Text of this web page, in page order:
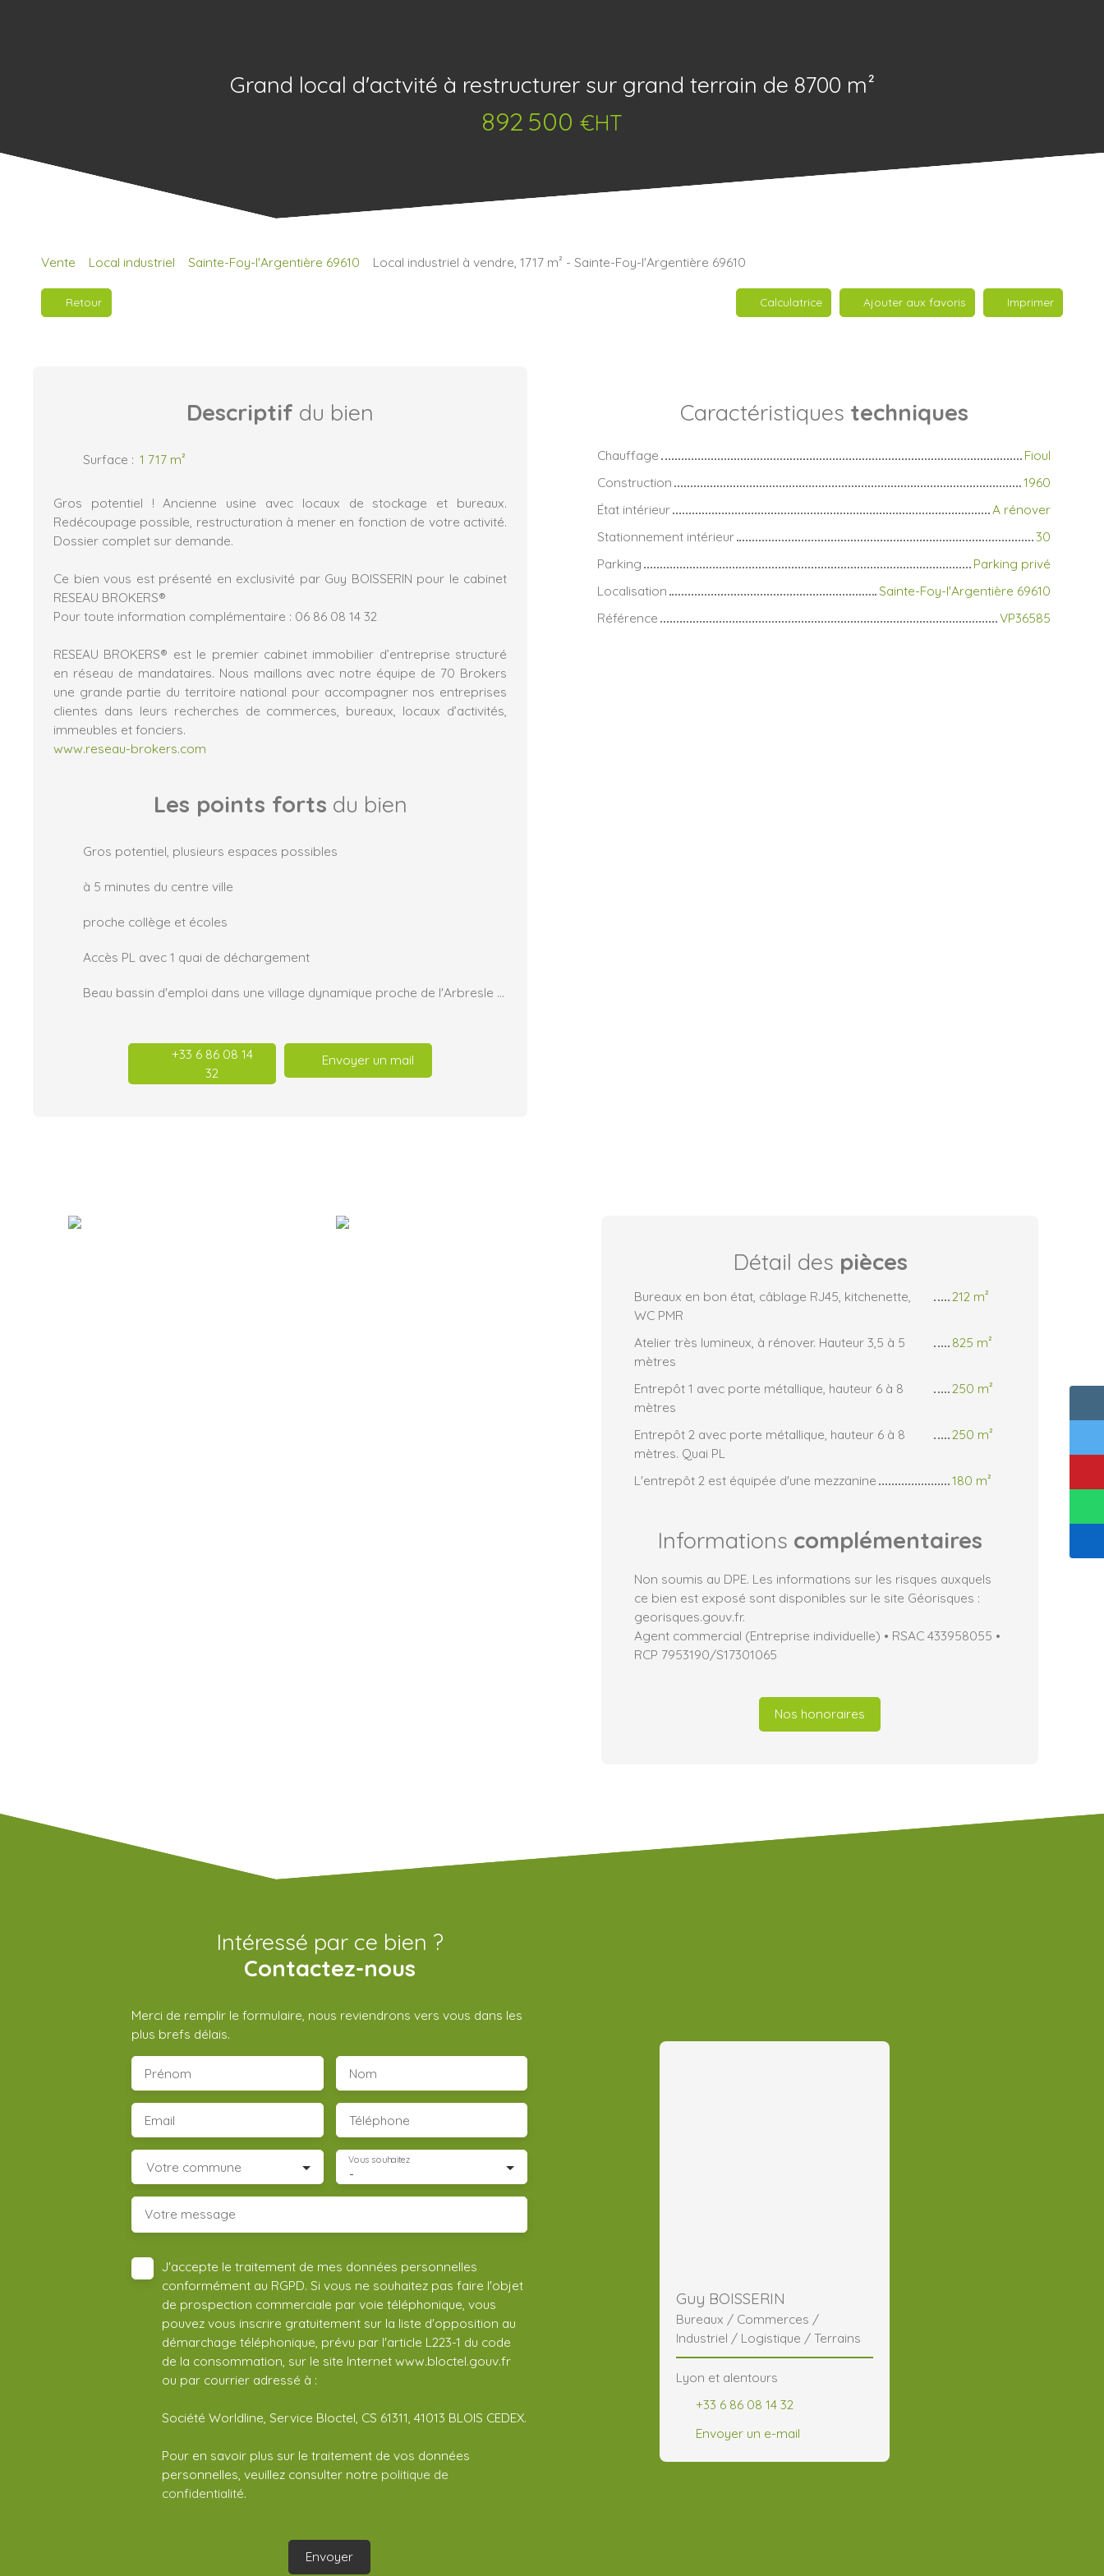
Grand local d'actvité à restructurer sur grand terrain de 8700 m²
892 500 €HT
Vente Local industriel Sainte-Foy-l'Argentière 69610 Local industriel à vendre, 1717 m² - Sainte-Foy-l'Argentière 69610
Retour Calculatrice Ajouter aux favoris Imprimer
Descriptif du bien
Surface : 1 717 m²
Gros potentiel ! Ancienne usine avec locaux de stockage et bureaux.
Redécoupage possible, restructuration à mener en fonction de votre activité.
Dossier complet sur demande.
Ce bien vous est présenté en exclusivité par Guy BOISSERIN pour le cabinet
RESEAU BROKERS®
Pour toute information complémentaire : 06 86 08 14 32
RESEAU BROKERS® est le premier cabinet immobilier d’entreprise structuré
en réseau de mandataires. Nous maillons avec notre équipe de 70 Brokers
une grande partie du territoire national pour accompagner nos entreprises
clientes dans leurs recherches de commerces, bureaux, locaux d’activités,
immeubles et fonciers.
www.reseau-brokers.com
Les points forts du bien
Gros potentiel, plusieurs espaces possibles
à 5 minutes du centre ville
proche collège et écoles
Accès PL avec 1 quai de déchargement
Beau bassin d'emploi dans une village dynamique proche de l'Arbresle et A89
+33 6 86 08 14
32
Envoyer un mail
Caractéristiques techniques
Chauffage
Fioul
Construction
1960
État intérieur
A rénover
Stationnement intérieur
30
Parking
Parking privé
Localisation
Sainte-Foy-l'Argentière 69610
Référence
VP36585
Détail des pièces
Bureaux en bon état, câblage RJ45, kitchenette,
WC PMR
212 m²
Atelier très lumineux, à rénover. Hauteur 3,5 à 5
mètres
825 m²
Entrepôt 1 avec porte métallique, hauteur 6 à 8
mètres
250 m²
Entrepôt 2 avec porte métallique, hauteur 6 à 8
mètres. Quai PL
250 m²
L'entrepôt 2 est équipée d'une mezzanine 180 m²
Informations complémentaires
Non soumis au DPE. Les informations sur les risques auxquels
ce bien est exposé sont disponibles sur le site Géorisques :
georisques.gouv.fr.
Agent commercial (Entreprise individuelle) • RSAC 433958055 •
RCP 7953190/S17301065
Nos honoraires
Intéressé par ce bien ?
Contactez-nous
Merci de remplir le formulaire, nous reviendrons vers vous dans les
plus brefs délais.
Prénom Nom
Email Téléphone
Votre commune -
Vous souhaitez
Votre message
J'accepte le traitement de mes données personnelles
conformément au RGPD. Si vous ne souhaitez pas faire l'objet
de prospection commerciale par voie téléphonique, vous
pouvez vous inscrire gratuitement sur la liste d'opposition au
démarchage téléphonique, prévu par l'article L223-1 du code
de la consommation, sur le site Internet www.bloctel.gouv.fr
ou par courrier adressé à :
Société Worldline, Service Bloctel, CS 61311, 41013 BLOIS CEDEX.
Pour en savoir plus sur le traitement de vos données
personnelles, veuillez consulter notre politique de
confidentialité.
Envoyer
Guy BOISSERIN
Bureaux / Commerces /
Industriel / Logistique / Terrains
Lyon et alentours
+33 6 86 08 14 32
Envoyer un e-mail